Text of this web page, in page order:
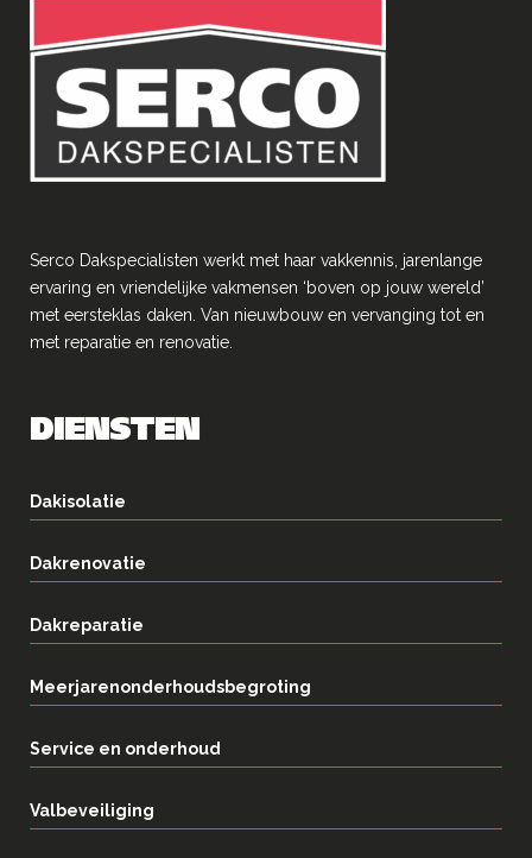
Serco Dakspecialisten werkt met haar vakkennis, jarenlange
ervaring en vriendelĳke vakmensen ‘boven op jouw wereld’
met eersteklas daken. Van nieuwbouw en vervanging tot en
met reparatie en renovatie.
DIENSTEN
Dakisolatie
Dakrenovatie
Dakreparatie
Meerjarenonderhoudsbegroting
Service en onderhoud
Valbeveiliging